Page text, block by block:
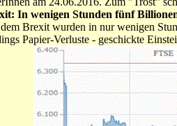
In wenigen Stunden fünf
Brexit wurden in nur wenigen
Papier-Verluste - geschickte